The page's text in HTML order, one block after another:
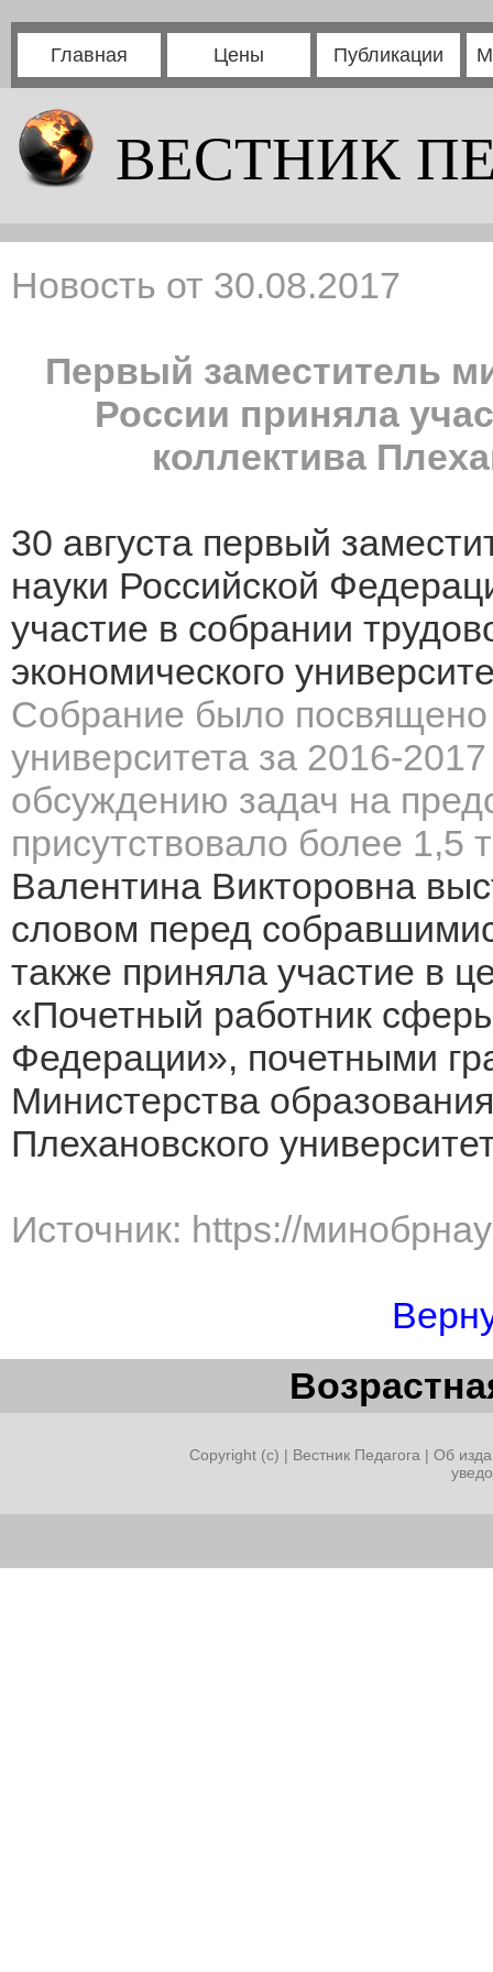
Главная Цены Публикации
ВЕСТНИК
Новость от 30.08.2017
Первый заместитель
России приняла
коллектива
30 августа первый
науки Российской
участие в собрании
экономического
Собрание было
университета за 2016-
обсуждению задач на
присутствовало более 1,5
Валентина Викторовна
словом перед
также приняла участие в
«Почетный работник
Федерации», почетными
Министерства
Плехановского
Источник: https://
Copyright (c) | Вестник Педагога | Об